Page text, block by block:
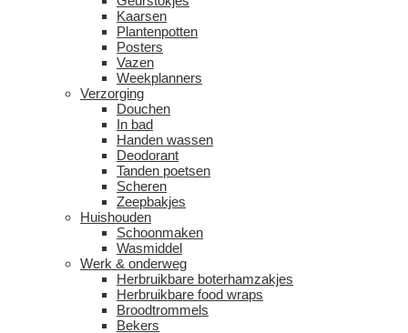
Kaarsen
Plantenpotten
Posters
Vazen
Weekplanners
Verzorging
Douchen
In bad
Handen wassen
Deodorant
Tanden poetsen
Scheren
Zeepbakjes
Huishouden
Schoonmaken
Wasmiddel
Werk & onderweg
Herbruikbare boterhamzakjes
Herbruikbare food wraps
Broodtrommels
Bekers